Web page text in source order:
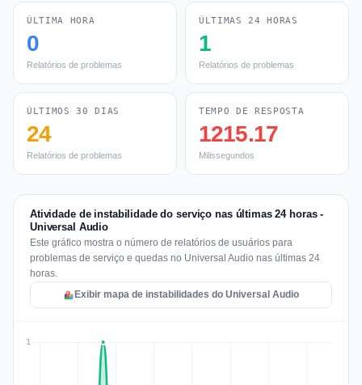
ÚLTIMA HORA
0
Relatórios de problemas
ÚLTIMAS 24 HORAS
1
Relatórios de problemas
ÚLTIMOS 30 DIAS
24
Relatórios de problemas
TEMPO DE RESPOSTA
1215.17
Milissegundos
Atividade de instabilidade do serviço nas últimas 24 horas -
Universal Audio
Este gráfico mostra o número de relatórios de usuários para
problemas de serviço e quedas no Universal Audio nas últimas 24
horas.
Exibir mapa de instabilidades do Universal Audio